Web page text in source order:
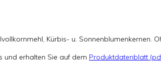
Kürbis- u. Sonnenblumenkernen.
und erhalten Sie auf dem Produktdatenblatt